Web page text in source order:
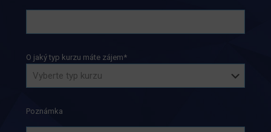
O jaký typ kurzu máte zájem*
Poznámka